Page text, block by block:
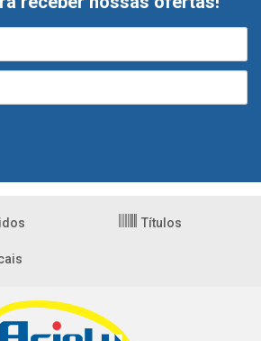
Títulos